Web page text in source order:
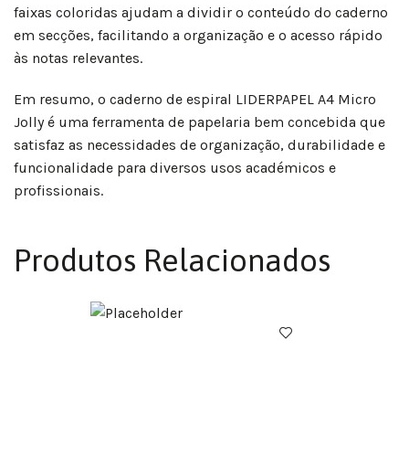
faixas coloridas ajudam a dividir o conteúdo do caderno
em secções, facilitando a organização e o acesso rápido
às notas relevantes.
Em resumo, o caderno de espiral LIDERPAPEL A4 Micro
Jolly é uma ferramenta de papelaria bem concebida que
satisfaz as necessidades de organização, durabilidade e
funcionalidade para diversos usos académicos e
profissionais.
Produtos Relacionados